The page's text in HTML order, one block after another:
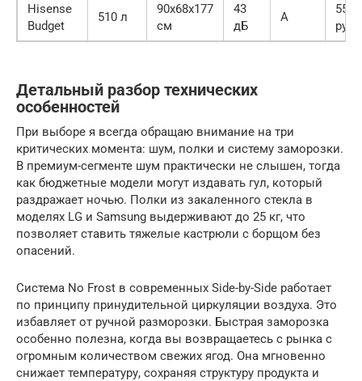
Hisense
Budget
510 л
90х68х177
см
43
дБ
A
55
руб.
Детальный разбор технических
особенностей
При выборе я всегда обращаю внимание на три
критических момента: шум, полки и систему заморозки.
В премиум-сегменте шум практически не слышен, тогда
как бюджетные модели могут издавать гул, который
раздражает ночью. Полки из закаленного стекла в
моделях LG и Samsung выдерживают до 25 кг, что
позволяет ставить тяжелые кастрюли с борщом без
опасений.
Система No Frost в современных Side-by-Side работает
по принципу принудительной циркуляции воздуха. Это
избавляет от ручной разморозки. Быстрая заморозка
особенно полезна, когда вы возвращаетесь с рынка с
огромным количеством свежих ягод. Она мгновенно
снижает температуру, сохраняя структуру продукта и